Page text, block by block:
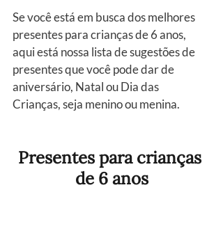
Se você está em busca dos melhores
presentes para crianças de 6 anos,
aqui está nossa lista de sugestões de
presentes que você pode dar de
aniversário, Natal ou Dia das
Crianças, seja menino ou menina.
Presentes para crianças
de 6 anos